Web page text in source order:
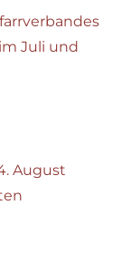
Juli und
August